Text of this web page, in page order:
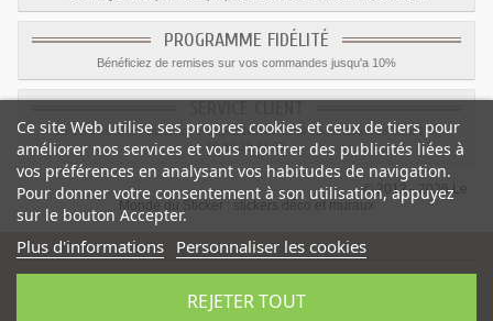
PROGRAMME FIDÉLITÉ
Bénéficiez de remises sur vos commandes jusqu'a 10%
Le service client est a votre disposition du lundi au vendredi de 8h à 17h
09.82.28.47.69.
© 2012 - 2026 Le
Monde du Sticker :
stickers déco et muraux
Catégorie: Stickers Insectes
Ce site Web utilise ses propres cookies et ceux de tiers pour
améliorer nos services et vous montrer des publicités liées à
vos préférences en analysant vos habitudes de navigation.
Pour donner votre consentement à son utilisation, appuyez
sur le bouton Accepter.
Plus d'informations Personnaliser les cookies
REJETER TOUT